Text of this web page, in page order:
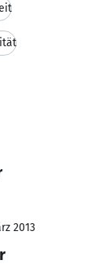
2013